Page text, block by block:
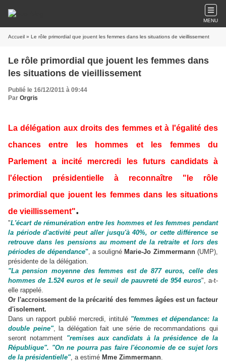
MENU
Accueil » Le rôle primordial que jouent les femmes dans les situations de vieillissement
Le rôle primordial que jouent les femmes dans
les situations de vieillissement
Publié le 16/12/2011 à 09:44
Par Orgris
La délégation aux droits des femmes et à l'égalité des
chances entre les hommes et les femmes du
Parlement a incité mercredi les futurs candidats à
l'élection présidentielle à reconnaître "le rôle
primordial que jouent les femmes dans les situations
de vieillissement".
"L'écart de rémunération entre les hommes et les femmes pendant
la période d'activité peut aller jusqu'à 40%, or cette différence se
retrouve dans les pensions au moment de la retraite et lors des
périodes de dépendance", a souligné Marie-Jo Zimmermann(UMP),
présidente de la délégation.
"La pension moyenne des femmes est de 877 euros, celle des
hommes de 1.524 euros et le seuil de pauvreté de 954 euros", a-t-
elle rappelé.
Or l'accroissement de la précarité des femmes âgées est un facteur
d'isolement.
Dans un rapport publié mercredi, intitulé "femmes et dépendance: la
double peine", la délégation fait une série de recommandations qui
seront notamment "remises aux candidats à la présidence de la
République". "On ne pourra pas faire l'économie de ce sujet lors
de la présidentielle", a estimé Mme Zimmermann.